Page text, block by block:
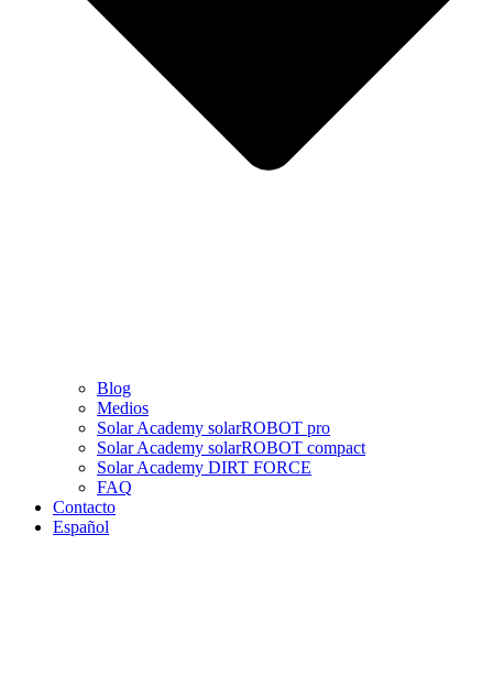
Blog
Medios
Solar Academy solarROBOT pro
Solar Academy solarROBOT compact
Solar Academy DIRT FORCE
FAQ
Contacto
Español